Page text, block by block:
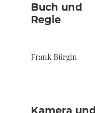
Buch und
Regie
Frank Bürgin
Kamera und